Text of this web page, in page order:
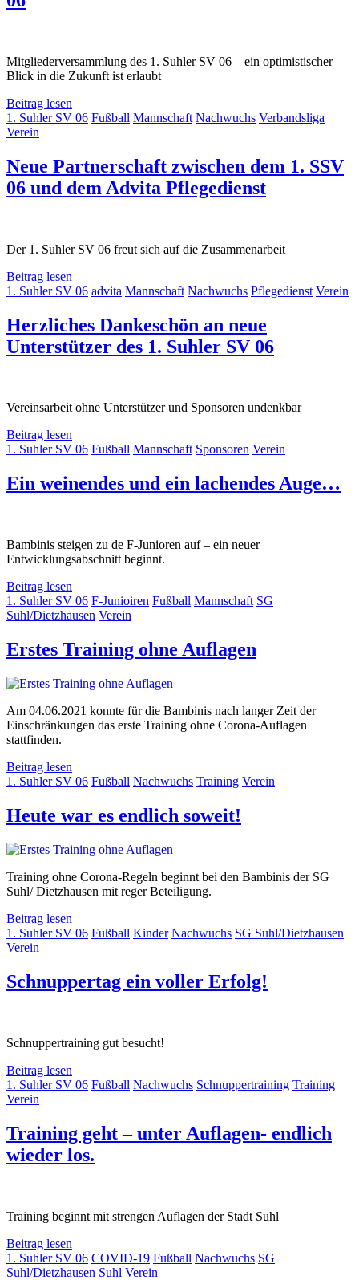
Mitgliederversammlung des 1. Suhler SV 06 – ein optimistischer
Blick in die Zukunft ist erlaubt
Beitrag lesen
1. Suhler SV 06 Fußball Mannschaft Nachwuchs Verbandsliga
Verein
Neue Partnerschaft zwischen dem 1. SSV
06 und dem Advita Pflegedienst
Der 1. Suhler SV 06 freut sich auf die Zusammenarbeit
Beitrag lesen
1. Suhler SV 06 advita Mannschaft Nachwuchs Pflegedienst Verein
Herzliches Dankeschön an neue
Unterstützer des 1. Suhler SV 06
Vereinsarbeit ohne Unterstützer und Sponsoren undenkbar
Beitrag lesen
1. Suhler SV 06 Fußball Mannschaft Sponsoren Verein
Ein weinendes und ein lachendes Auge…
Bambinis steigen zu de F-Junioren auf – ein neuer
Entwicklungsabschnitt beginnt.
Beitrag lesen
1. Suhler SV 06 F-Junioiren Fußball Mannschaft SG
Suhl/Dietzhausen Verein
Erstes Training ohne Auflagen
Am 04.06.2021 konnte für die Bambinis nach langer Zeit der
Einschränkungen das erste Training ohne Corona-Auflagen
stattfinden.
Beitrag lesen
1. Suhler SV 06 Fußball Nachwuchs Training Verein
Heute war es endlich soweit!
Training ohne Corona-Regeln beginnt bei den Bambinis der SG
Suhl/ Dietzhausen mit reger Beteiligung.
Beitrag lesen
1. Suhler SV 06 Fußball Kinder Nachwuchs SG Suhl/Dietzhausen
Verein
Schnuppertag ein voller Erfolg!
Schnuppertraining gut besucht!
Beitrag lesen
1. Suhler SV 06 Fußball Nachwuchs Schnuppertraining Training
Verein
Training geht – unter Auflagen- endlich
wieder los.
Training beginnt mit strengen Auflagen der Stadt Suhl
Beitrag lesen
1. Suhler SV 06 COVID-19 Fußball Nachwuchs SG
Suhl/Dietzhausen Suhl Verein